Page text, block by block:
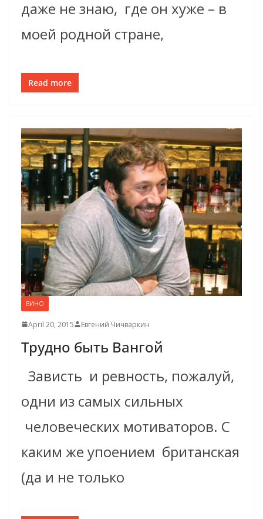
даже не знаю, где он хуже – в
моей родной стране,
Read more
ВИНО
April 20, 2015 Евгений Чичваркин
Трудно быть Вангой
Зависть и ревность, пожалуй,
одни из самых сильных
человеческих мотиваторов. С
каким же упоением британская
(да и не только